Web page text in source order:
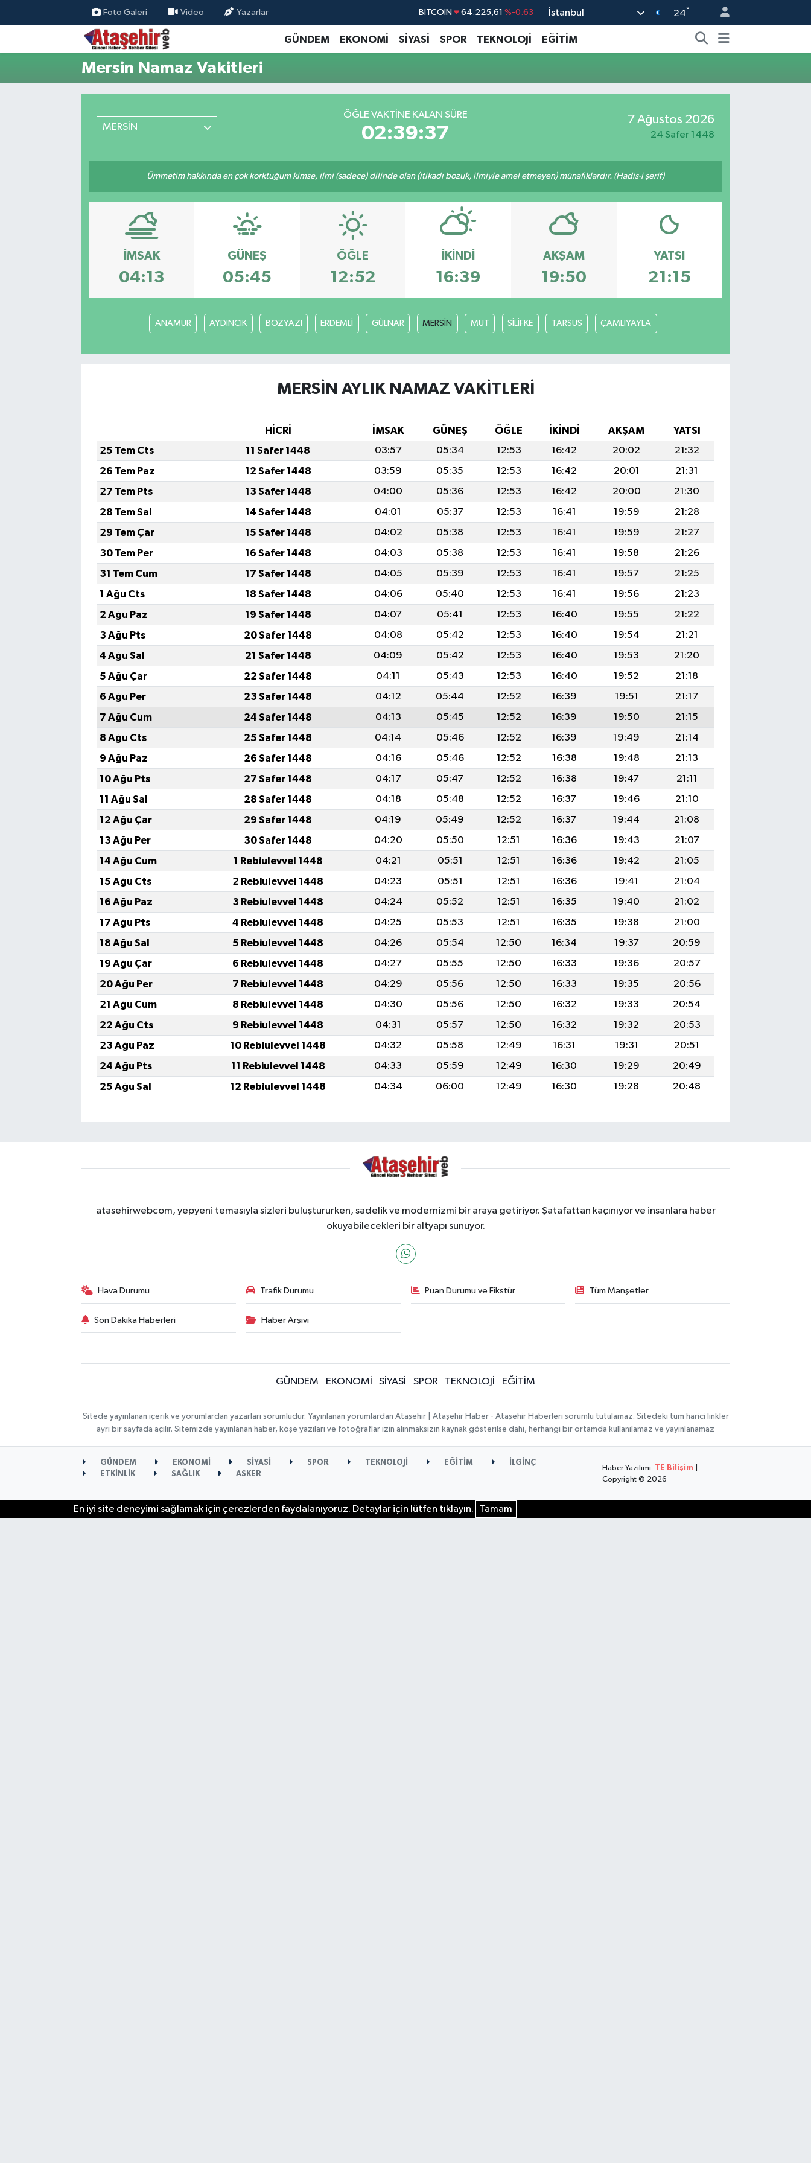
Foto Galeri Video Yazarlar BITCOIN 64.225,61 %-0.63
DOLAR 47,6704 %0
EURO 55,0406 %-0.08
İstanbul 24°
GÜNDEM EKONOMİ SİYASİ SPOR TEKNOLOJİ EĞİTİM
Mersin Namaz Vakitleri
MERSİN
ÖĞLE VAKTINE KALAN SÜRE
02:39:36
7 Ağustos 2026
24 Safer 1448
Ümmetim hakkında en çok korktuğum kimse, ilmi (sadece) dilinde olan (itikadı bozuk, ilmiyle amel etmeyen) münafıklardır. (Hadis-i şerif)
İMSAK
04:13
GÜNEŞ
05:45
ÖĞLE
12:52
İKINDI
16:39
AKŞAM
19:50
YATSI
21:15
ANAMUR AYDINCIK BOZYAZI ERDEMLİ GÜLNAR MERSİN MUT SİLİFKE TARSUS ÇAMLIYAYLA
MERSİN AYLIK NAMAZ VAKITLERI
HİCRİ İMSAK GÜNEŞ ÖĞLE İKINDI AKŞAM
YATSI
25 Tem Cts
11 Safer 1448 03:57 05:34 12:53 16:42 20:02
21:32
26 Tem Paz
12 Safer 1448 03:59 05:35 12:53 16:42 20:01
21:31
27 Tem Pts
13 Safer 1448 04:00 05:36 12:53 16:42 20:00
21:30
28 Tem Sal
14 Safer 1448 04:01 05:37 12:53 16:41 19:59
21:28
29 Tem Çar
15 Safer 1448 04:02 05:38 12:53 16:41 19:59
21:27
30 Tem Per
16 Safer 1448 04:03 05:38 12:53 16:41 19:58
21:26
31 Tem Cum
17 Safer 1448 04:05 05:39 12:53 16:41 19:57
21:25
1 Ağu Cts
18 Safer 1448 04:06 05:40 12:53 16:41 19:56
21:23
2 Ağu Paz
19 Safer 1448 04:07 05:41 12:53 16:40 19:55
21:22
3 Ağu Pts
20 Safer 1448 04:08 05:42 12:53 16:40 19:54
21:21
4 Ağu Sal
21 Safer 1448 04:09 05:42 12:53 16:40 19:53
21:20
5 Ağu Çar
22 Safer 1448 04:11 05:43 12:53 16:40 19:52
21:18
6 Ağu Per
23 Safer 1448 04:12 05:44 12:52 16:39 19:51
21:17
7 Ağu Cum
24 Safer 1448 04:13 05:45 12:52 16:39 19:50
21:15
8 Ağu Cts
25 Safer 1448 04:14 05:46 12:52 16:39 19:49
21:14
9 Ağu Paz
26 Safer 1448 04:16 05:46 12:52 16:38 19:48
21:13
10 Ağu Pts
27 Safer 1448 04:17 05:47 12:52 16:38 19:47
21:11
11 Ağu Sal
28 Safer 1448 04:18 05:48 12:52 16:37 19:46
21:10
12 Ağu Çar
29 Safer 1448 04:19 05:49 12:52 16:37 19:44
21:08
13 Ağu Per
30 Safer 1448 04:20 05:50 12:51 16:36 19:43
21:07
14 Ağu Cum
1 Rebiulevvel 1448 04:21 05:51 12:51 16:36 19:42
21:05
15 Ağu Cts
2 Rebiulevvel 1448 04:23 05:51 12:51 16:36 19:41
21:04
16 Ağu Paz
3 Rebiulevvel 1448 04:24 05:52 12:51 16:35 19:40
21:02
17 Ağu Pts
4 Rebiulevvel 1448 04:25 05:53 12:51 16:35 19:38
21:00
18 Ağu Sal
5 Rebiulevvel 1448 04:26 05:54 12:50 16:34 19:37
20:59
19 Ağu Çar
6 Rebiulevvel 1448 04:27 05:55 12:50 16:33 19:36
20:57
20 Ağu Per
7 Rebiulevvel 1448 04:29 05:56 12:50 16:33 19:35
20:56
21 Ağu Cum
8 Rebiulevvel 1448 04:30 05:56 12:50 16:32 19:33
20:54
22 Ağu Cts
9 Rebiulevvel 1448 04:31 05:57 12:50 16:32 19:32
20:53
23 Ağu Paz
10 Rebiulevvel 1448 04:32 05:58 12:49 16:31 19:31
20:51
24 Ağu Pts
11 Rebiulevvel 1448 04:33 05:59 12:49 16:30 19:29
20:49
25 Ağu Sal
12 Rebiulevvel 1448 04:34 06:00 12:49 16:30 19:28 20:48
atasehirwebcom, yepyeni temasıyla sizleri buluştururken, sadelik ve modernizmi bir araya getiriyor. Şatafattan kaçınıyor ve insanlara haber
okuyabilecekleri bir altyapı sunuyor.
Hava Durumu Trafik Durumu Puan Durumu ve Fikstür Tüm Manşetler
Son Dakika Haberleri Haber Arşivi
GÜNDEM EKONOMİ SİYASİ SPOR TEKNOLOJİ EĞİTİM
Sitede yayınlanan içerik ve yorumlardan yazarları sorumludur. Yayınlanan yorumlardan Ataşehir | Ataşehir Haber - Ataşehir Haberleri sorumlu tutulamaz. Sitedeki tüm harici linkler
ayrı bir sayfada açılır. Sitemizde yayınlanan haber, köşe yazıları ve fotoğraflar izin alınmaksızın kaynak gösterilse dahi, herhangi bir ortamda kullanılamaz ve yayınlanamaz
GÜNDEM EKONOMİ SİYASİ SPOR TEKNOLOJİ EĞİTİM
İLGİNÇ
ETKİNLİK
SAĞLIK ASKER
Haber Yazılımı: TE Bilişim
Copyright © 2026
En iyi site deneyimi sağlamak için çerezlerden faydalanıyoruz. Detaylar için lütfen tıklayın. Tamam
Hava Durumu
Trafik Durumu
Tüm Manşetler